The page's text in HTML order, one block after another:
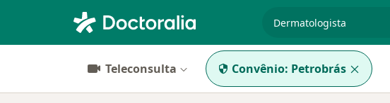
Teleconsulta Convênio: Petrobrás